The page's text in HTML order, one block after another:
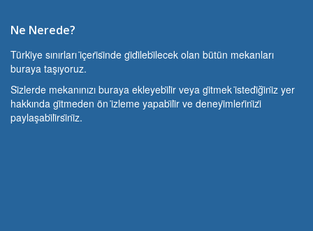
Ne Nerede?
Türki̇ye sınırları i̇çeri̇si̇nde gi̇di̇lebi̇lecek olan bütün mekanları
buraya taşıyoruz.
Si̇zlerde mekanınızı buraya ekleyebi̇li̇r veya gi̇tmek i̇stedi̇ği̇ni̇z yer
hakkında gi̇tmeden ön i̇zleme yapabi̇li̇r ve deneyi̇mleri̇ni̇zi̇
paylaşabi̇li̇rsi̇ni̇z.